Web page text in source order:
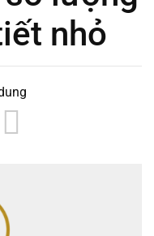
nhỏ